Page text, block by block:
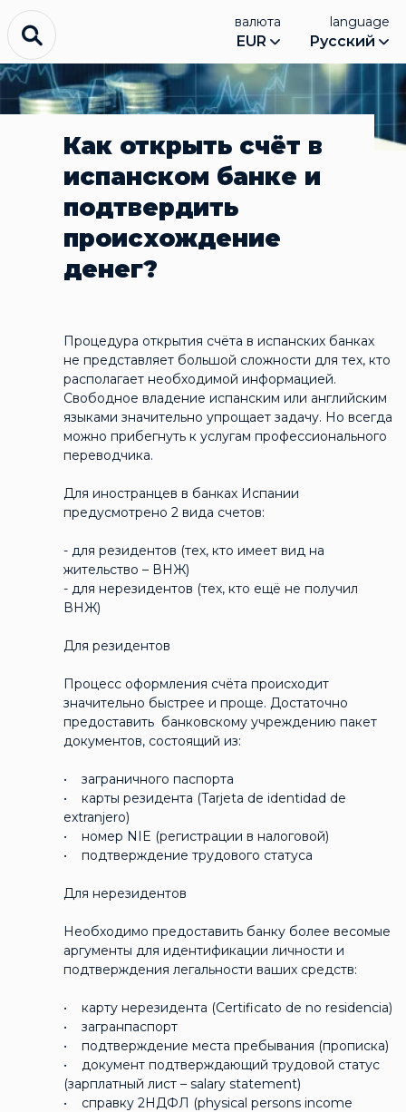
валюта
EUR
language
Русский
Как открыть счёт в
испанском банке и
подтвердить
происхождение
денег?
Процедура открытия счёта в испанских банках
не представляет большой сложности для тех, кто
располагает необходимой информацией.
Свободное владение испанским или английским
языками значительно упрощает задачу. Но всегда
можно прибегнуть к услугам профессионального
переводчика.
Для иностранцев в банках Испании
предусмотрено 2 вида счетов:
- для резидентов (тех, кто имеет вид на
жительство – ВНЖ)
- для нерезидентов (тех, кто ещё не получил
ВНЖ)
Для резидентов
Процесс оформления счёта происходит
значительно быстрее и проще. Достаточно
предоставить банковскому учреждению пакет
документов, состоящий из:
• заграничного паспорта
• карты резидента (Tarjeta de identidad de
extranjero)
• номер NIE (регистрации в налоговой)
• подтверждение трудового статуса
Для нерезидентов
Необходимо предоставить банку более весомые
аргументы для идентификации личности и
подтверждения легальности ваших средств:
• карту нерезидента (Certificato de no residencia)
• загранпаспорт
• подтверждение места пребывания (прописка)
• документ подтверждающий трудовой статус
(зарплатный лист – salary statement)
• справку 2НДФЛ (physical persons income